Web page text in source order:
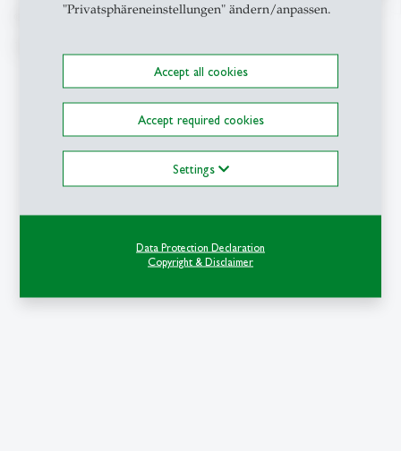
"Privatsphäreneinstellungen" ändern/anpassen.
Accept all cookies
Accept required cookies
Settings
Data Protection Declaration
Copyright & Disclaimer
© Copyright 2026 University of St.Gallen, Switzerland